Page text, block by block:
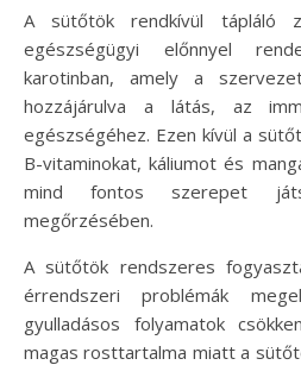
A sütőtök rendkívül tápláló
egészségügyi előnnyel
karotinban, amely a
hozzájárulva a látás, az
egészségéhez. Ezen kívül a
B-vitaminokat, káliumot és
mind fontos szerepet
megőrzésében.
A sütőtök rendszeres
érrendszeri problémák
gyulladásos folyamatok
magas rosttartalma miatt a